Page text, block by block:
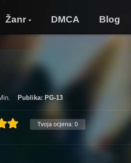
Žanr DMCA Blog
Publika: PG-13
Tvoja ocjena: 0